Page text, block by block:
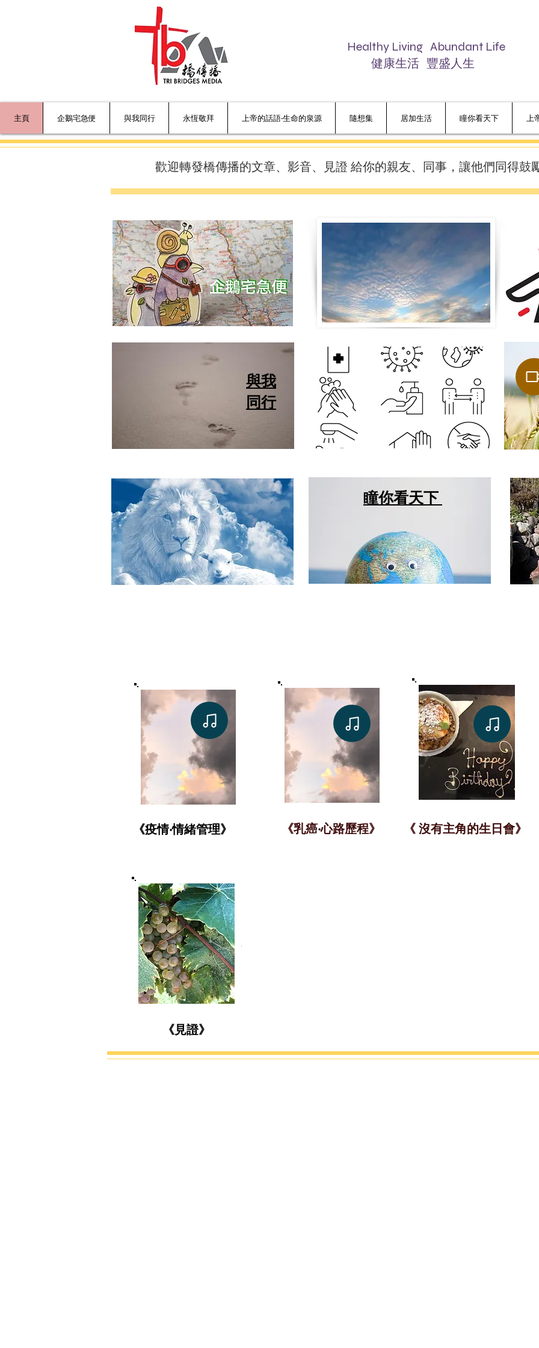
Healthy Living Abundant Life
健康生活 豐盛人生
主頁 企鵝宅急便 與我同行 永恆敬拜 上帝的話語‧生命的泉源 隨想集 居加生活 瞳你看天下 上
歡迎轉發橋傳播的文章、影音、見證 給你的親友、同事，讓他們同得鼓
與我
同行
詩篇
詩篇 瞳你看天下
《疫情‧情緒管理》
上帝的話語‧生命的泉源
《乳癌‧心路歷程》 《 沒有主角的生日會》
居加生活
《見證》